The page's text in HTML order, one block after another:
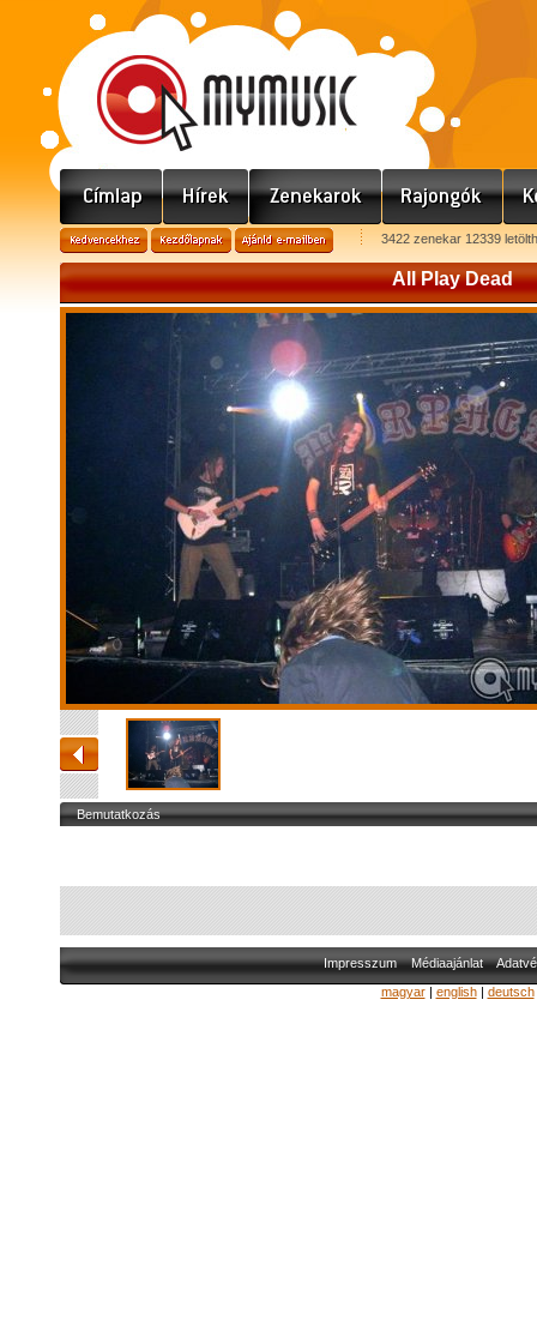
3422 zenekar 12339
All Play Dead
Bemutatkozás
Impresszum Médiaajánlat
magyar| english| deutsch